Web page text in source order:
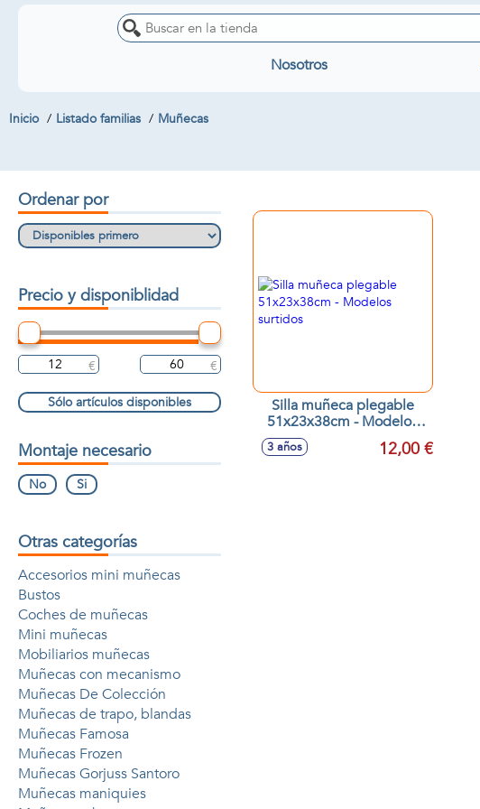
Nosotros
Inicio Listado familias Muñecas
Silla muñeca plegable
51x23x38cm - Modelos
3 años 12,00 €
Ordenar por
Precio y disponiblidad
Sólo artículos disponibles
Montaje necesario
No Si
Otras categorías
Accesorios mini muñecas
Bustos
Coches de muñecas
Mini muñecas
Mobiliarios muñecas
Muñecas con mecanismo
Muñecas De Colección
Muñecas de trapo, blandas
Muñecas Famosa
Muñecas Frozen
Muñecas Gorjuss Santoro
Muñecas maniquies